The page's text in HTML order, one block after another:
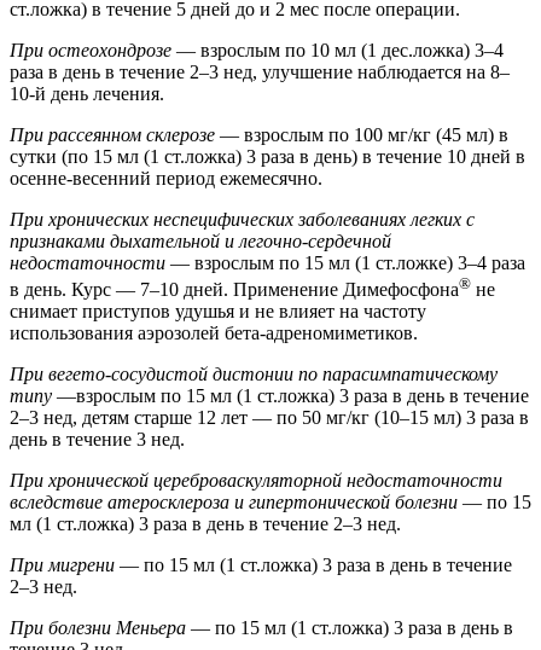
ст.ложка) в течение 5 дней до и 2 мес после операции.
При остеохондрозе — взрослым по 10 мл (1 дес.ложка) 3–4
раза в день в течение 2–3 нед, улучшение наблюдается на 8–
10-й день лечения.
При рассеянном склерозе — взрослым по 100 мг/кг (45 мл) в
сутки (по 15 мл (1 ст.ложка) 3 раза в день) в течение 10 дней в
осенне-весенний период ежемесячно.
При хронических неспецифических заболеваниях легких с
признаками дыхательной и легочно-сердечной
недостаточности — взрослым по 15 мл (1 ст.ложке) 3–4 раза
в день. Курс — 7–10 дней. Применение Димефосфона® не
снимает приступов удушья и не влияет на частоту
использования аэрозолей бета-адреномиметиков.
При вегето-сосудистой дистонии по парасимпатическому
типу —взрослым по 15 мл (1 ст.ложка) 3 раза в день в течение
2–3 нед, детям старше 12 лет — по 50 мг/кг (10–15 мл) 3 раза в
день в течение 3 нед.
При хронической цереброваскуляторной недостаточности
вследствие атеросклероза и гипертонической болезни — по 15
мл (1 ст.ложка) 3 раза в день в течение 2–3 нед.
При мигрени — по 15 мл (1 ст.ложка) 3 раза в день в течение
2–3 нед.
При болезни Меньера — по 15 мл (1 ст.ложка) 3 раза в день в